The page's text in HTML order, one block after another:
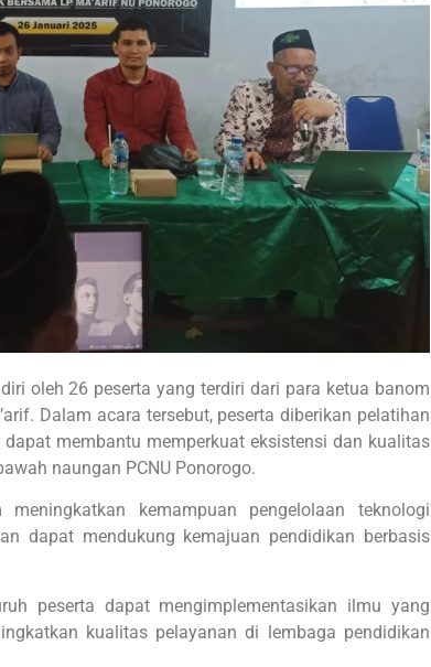
oleh 26 peserta yang terdiri dari para ketua banom
Dalam acara tersebut, peserta diberikan pelatihan
membantu memperkuat eksistensi dan kualitas
naungan PCNU Ponorogo.
kemampuan pengelolaan teknologi
dapat mendukung kemajuan pendidikan berbasis
peserta dapat mengimplementasikan ilmu yang
kualitas pelayanan di lembaga pendidikan